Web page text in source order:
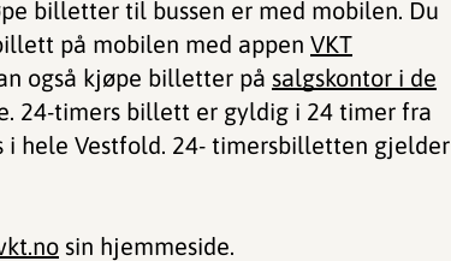
billetter til bussen er med mobilen. Du
på mobilen med appen VKT
også kjøpe billetter på salgskontor i de
24-timers billett er gyldig i 24 timer fra
i hele Vestfold. 24- timersbilletten gjelder
sin hjemmeside.